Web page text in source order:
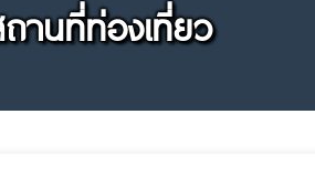
านที่ท่องเที่ยว